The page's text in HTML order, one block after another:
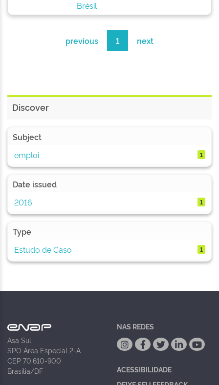
Brésil
previous 1 next
Discover
Subject
emploi
1
Date issued
2016
1
Type
Estudo de Caso
1
Asa Sul
SPO Área Especial 2-A
CEP 70.610-900
Brasília/DF
NAS REDES
ACESSIBILIDADE